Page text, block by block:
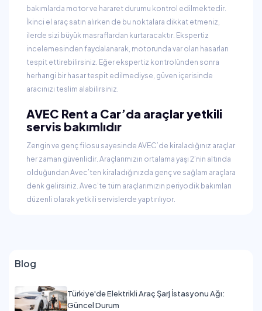
bakımlarda motor ve hararet durumu kontrol edilmektedir.
İkinci el araç satın alırken de bu noktalara dikkat etmeniz,
ilerde sizi büyük masraflardan kurtaracaktır. Ekspertiz
incelemesinden faydalanarak, motorunda var olan hasarları
tespit ettirebilirsiniz. Eğer ekspertiz kontrolünden sonra
herhangi bir hasar tespit edilmediyse, güven içerisinde
aracınızı teslim alabilirsiniz.
AVEC Rent a Car’da araçlar yetkili
servis bakımlıdır
Zengin ve genç filosu sayesinde AVEC’de kiraladığınız araçlar
her zaman güvenlidir. Araçlarımızın ortalama yaşı 2’nin altında
olduğundan Avec’ten kiraladığınızda genç ve sağlam araçlara
denk gelirsiniz. Avec’te tüm araçlarımızın periyodik bakımları
düzenli olarak yetkili servislerde yaptırılıyor.
Blog
Türkiye'de Elektrikli Araç Şarj İstasyonu Ağı:
Güncel Durum